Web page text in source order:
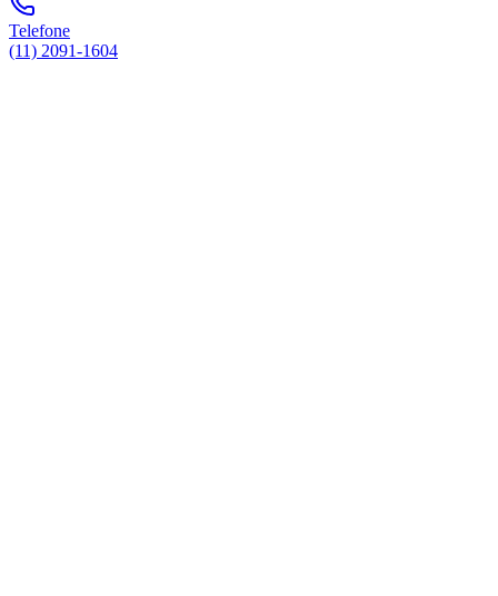
Telefone
(11) 2091-1604